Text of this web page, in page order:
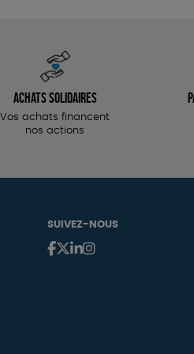
Achats solidaires
Vos achats financent
nos actions
SUIVEZ-NOUS